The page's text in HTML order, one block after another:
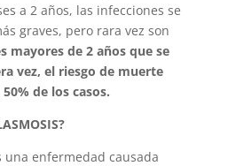
a 2 años, las infecciones se
graves, pero rara vez son
mayores de 2 años que se
vez, el riesgo de muerte
de los casos.
una enfermedad causada